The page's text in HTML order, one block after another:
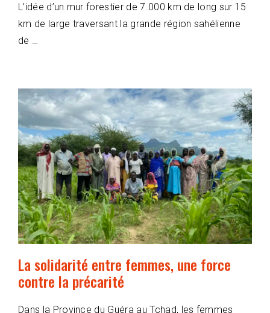
L’idée d’un mur forestier de 7.000 km de long sur 15
km de large traversant la grande région sahélienne
de …
La solidarité entre femmes, une force
contre la précarité
Dans la Province du Guéra au Tchad, les femmes